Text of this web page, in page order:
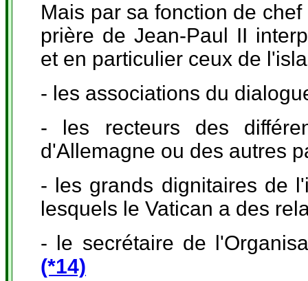
Mais par sa fonction de
prière de Jean-Paul II
et en particulier ceux de
- les associations du
- les recteurs des
d'Allemagne ou des autres
- les grands dignitaires de
lesquels le Vatican a des
- le secrétaire de
(*14)